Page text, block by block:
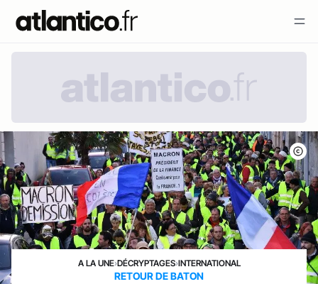
A LA UNE›DÉCRYPTAGES›INTERNATIONAL
RETOUR DE BATON